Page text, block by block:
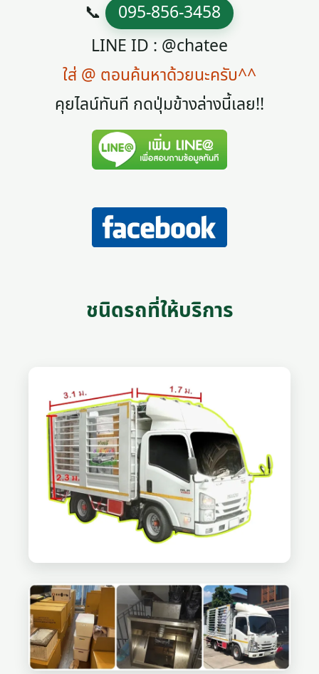
📞 095-856-3458
LINE ID : @chatee
ใส่ @ ตอนค้นหาด้วยนะครับ^^
คุยไลน์ทันที กดปุ่มข้างล่างนี้เลย!!
ชนิดรถที่ให้บริการ